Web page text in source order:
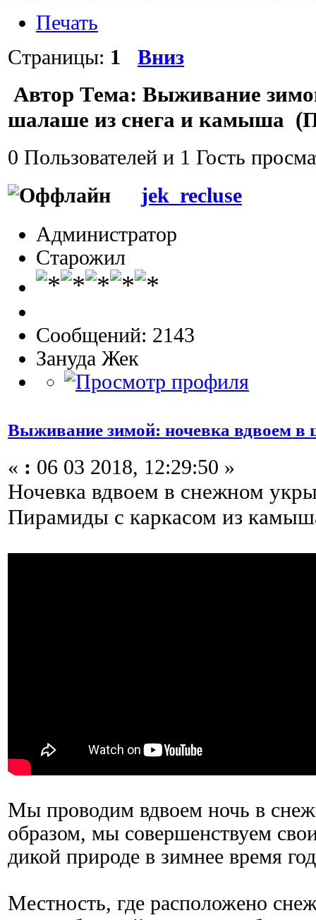
Печать
Страницы: 1 Вниз
Автор Тема: Выживание
шалаше из снега и камыша
0 Пользователей и 1 Гость
jek_recluse
Администратор
Старожил
Сообщений: 2143
Зануда Жек
Выживание зимой: ночевка вдвоем
« : 06 03 2018, 12:29:50 »
Ночевка вдвоем в снежном
Пирамиды с каркасом из
Мы проводим вдвоем ночь в
образом, мы совершенствуем
дикой природе в зимнее время
Местность, где расположено